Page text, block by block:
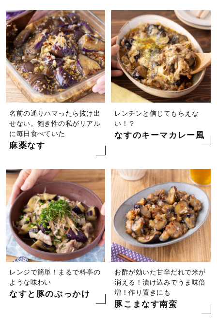
名前の通りハマったら抜け出
せない。飽き性の私がリアル
に毎日食べていた
麻薬なす
レンチンと信じてもらえな
い！？
なすのキーマカレー風
レンジで簡単！まるで料亭の
ような味わい
なすと豚のぶっかけ
お酢が効いた甘辛だれで米が
消える！漬け込みでうま味倍
増！作り置きにも
豚こまなす南蛮